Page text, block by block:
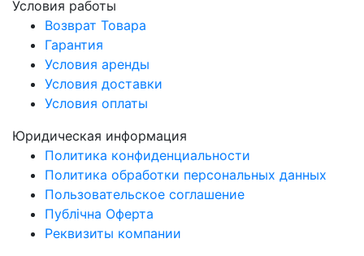
Условия работы
Возврат Товара
Гарантия
Условия аренды
Условия доставки
Условия оплаты
Юридическая информация
Политика конфиденциальности
Политика обработки персональных данных
Пользовательское соглашение
Публічна Оферта
Реквизиты компании